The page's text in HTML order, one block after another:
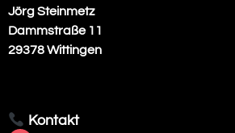
Jörg Steinmetz
Dammstraße 11
29378 Wittingen
Kontakt